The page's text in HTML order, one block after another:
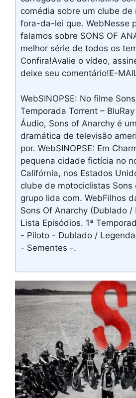
comédia sobre um clube de
fora-da-lei que. WebNesse
falamos sobre SONS OF
melhor série de todos os
Confira!Avalie o vídeo,
deixe seu comentário!E-
WebSINOPSE: No filme
Temporada Torrent –
Áudio, Sons of Anarchy é
dramática de televisão
por. WebSINOPSE: Em
pequena cidade fictícia no
Califórnia, nos Estados
clube de motociclistas Sons
grupo lida com. WebFilhos
Sons Of Anarchy (Dublado
Lista Episódios. 1ª
- Piloto - Dublado /
- Sementes -.